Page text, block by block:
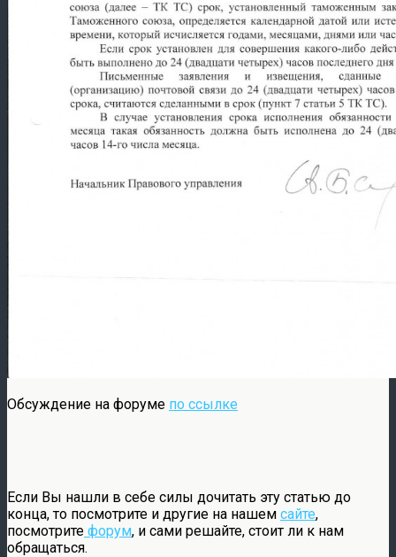
Обсуждение на форуме по ссылке
Если Вы нашли в себе силы дочитать эту статью до
конца, то посмотрите и другие на нашем сайте,
посмотрите форум, и сами решайте, стоит ли к нам
обращаться.